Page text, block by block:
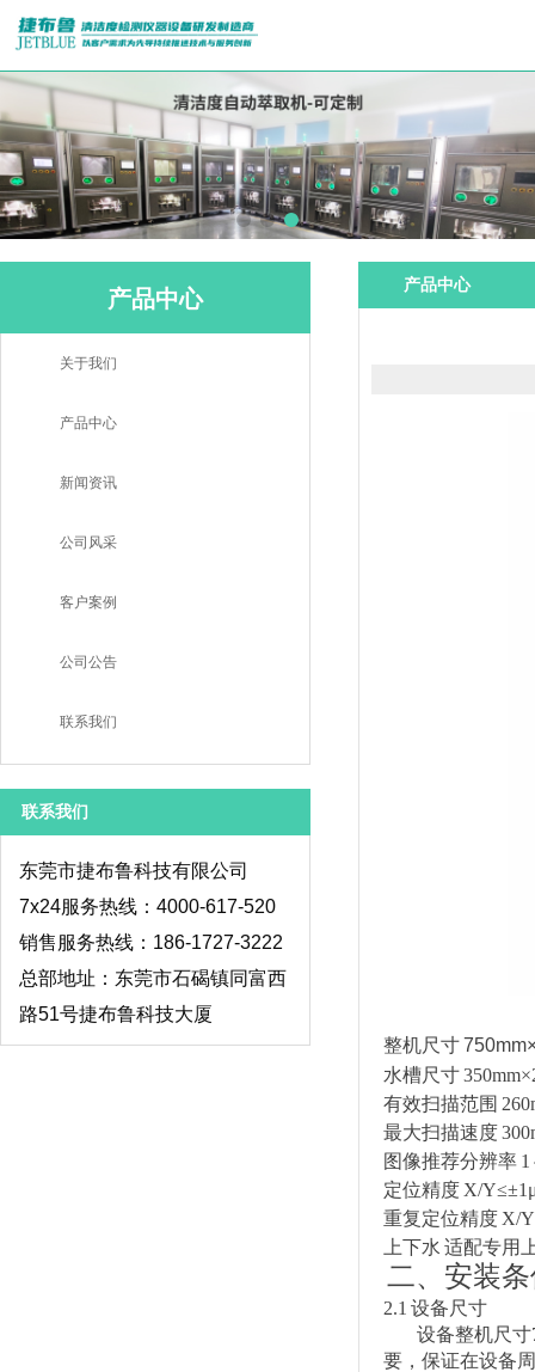
产品中心
关于我们
产品中心
新闻资讯
公司风采
客户案例
公司公告
联系我们
联系我们
东莞市捷布鲁科技有限公司
7x24服务热线：4000-617-520
销售服务热线：186-1727-3222
总部地址：东莞市石碣镇同富西
路51号捷布鲁科技大厦
产品中心
整机尺寸
水槽尺寸
有效扫描范围
最大扫描速度
图像推荐分辨率 1
定位精度 X/
重复定位精度 X/
上下水 适配专
二、安装
2.1 设备尺寸
设备整机尺寸
要，保证在设备